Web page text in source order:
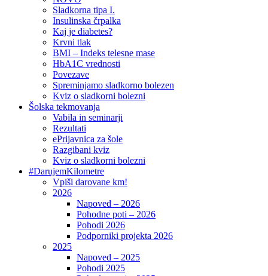
Sladkorna tipa I.
Insulinska črpalka
Kaj je diabetes?
Krvni tlak
BMI – Indeks telesne mase
HbA1C vrednosti
Povezave
Spreminjamo sladkorno bolezen
Kviz o sladkorni bolezni
Šolska tekmovanja
Vabila in seminarji
Rezultati
ePrijavnica za šole
Razgibani kviz
Kviz o sladkorni bolezni
#DarujemKilometre
Vpiši darovane km!
2026
Napoved – 2026
Pohodne poti – 2026
Pohodi 2026
Podporniki projekta 2026
2025
Napoved – 2025
Pohodi 2025